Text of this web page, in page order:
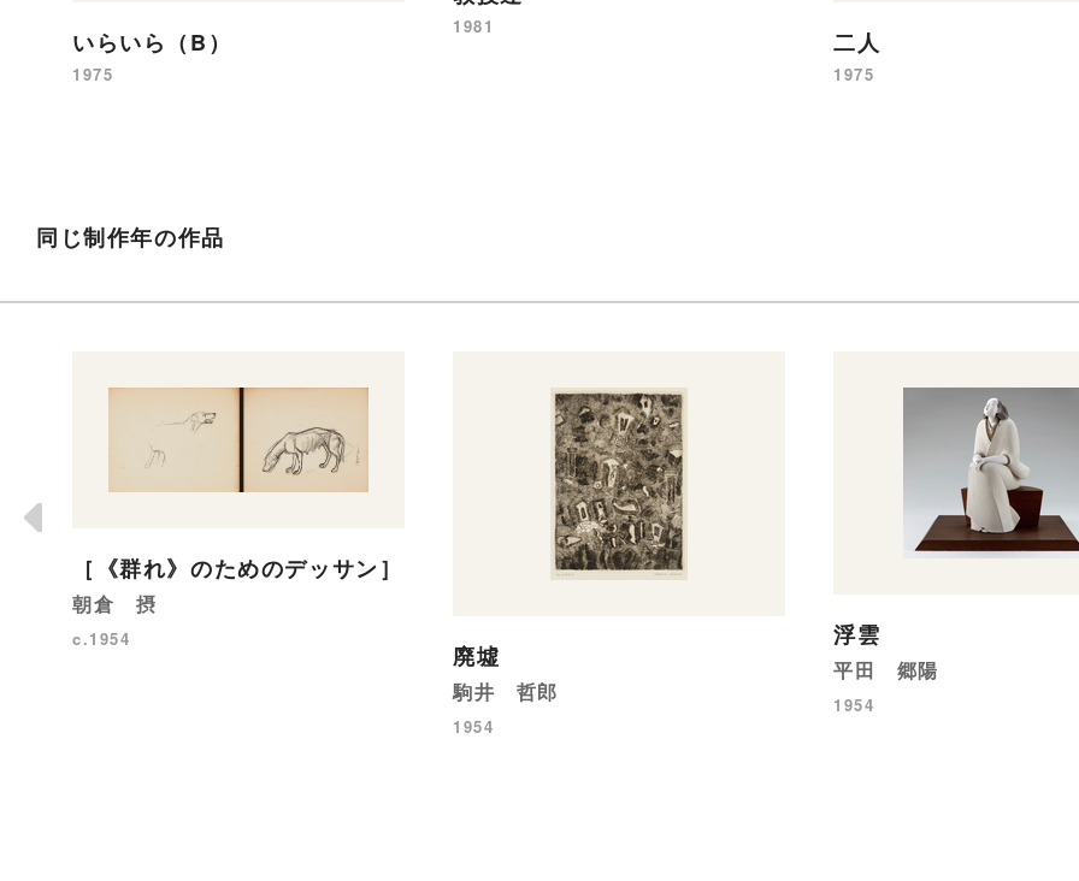
いらいら（B）
1975
1981
二人
1975
同じ制作年の作品
［《群れ》のためのデッサン］
朝倉 摂
c.1954
廃墟
駒井 哲郎
1954
浮雲
平田 郷陽
1954